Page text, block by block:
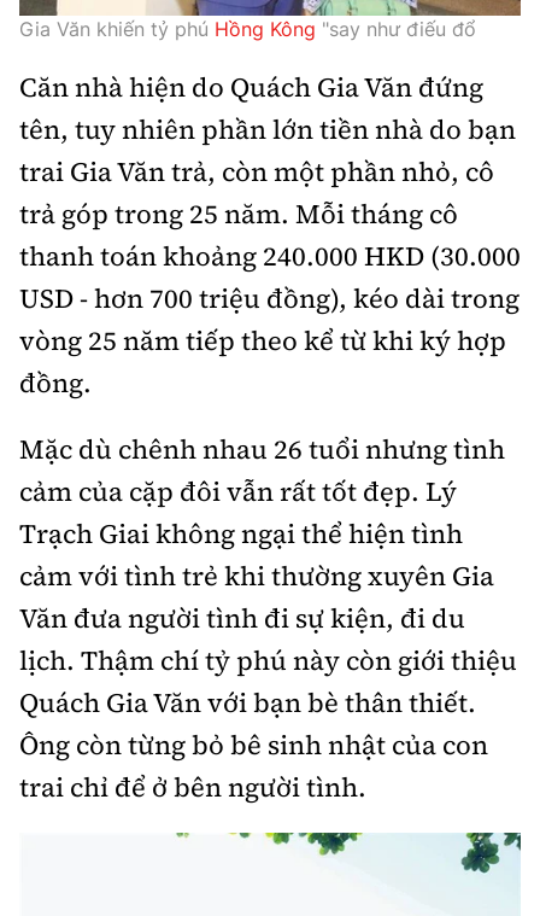
Gia Văn khiến tỷ phú Hồng Kông "say như điếu đổ
Căn nhà hiện do Quách Gia Văn đứng
tên, tuy nhiên phần lớn tiền nhà do bạn
trai Gia Văn trả, còn một phần nhỏ, cô
trả góp trong 25 năm. Mỗi tháng cô
thanh toán khoảng 240.000 HKD (30.000
USD - hơn 700 triệu đồng), kéo dài trong
vòng 25 năm tiếp theo kể từ khi ký hợp
đồng.
Mặc dù chênh nhau 26 tuổi nhưng tình
cảm của cặp đôi vẫn rất tốt đẹp. Lý
Trạch Giai không ngại thể hiện tình
cảm với tình trẻ khithường xuyên Gia
Văn đưa người tình đi sự kiện, đi du
lịch. Thậm chí tỷ phú này còn giới thiệu
Quách Gia Văn với bạn bè thân thiết.
Ông còn từng bỏ bê sinh nhật của con
trai chỉ để ở bên người tình.